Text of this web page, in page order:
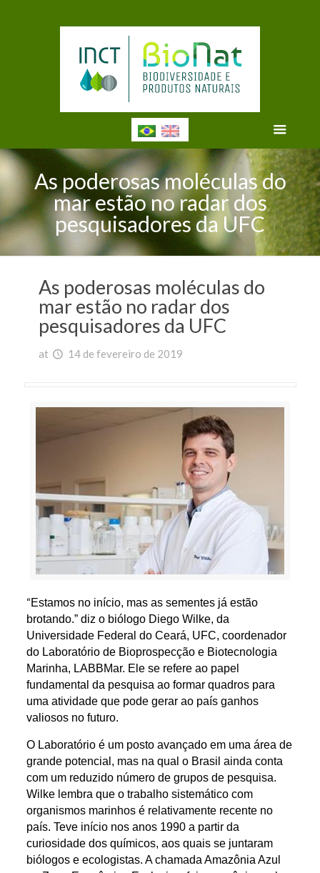
As poderosas moléculas do
mar estão no radar dos
pesquisadores da UFC
As poderosas moléculas do
mar estão no radar dos
pesquisadores da UFC
at 14 de fevereiro de 2019
“Estamos no início, mas as sementes já estão
brotando.” diz o biólogo Diego Wilke, da
Universidade Federal do Ceará, UFC, coordenador
do Laboratório de Bioprospecção e Biotecnologia
Marinha, LABBMar. Ele se refere ao papel
fundamental da pesquisa ao formar quadros para
uma atividade que pode gerar ao país ganhos
valiosos no futuro.
O Laboratório é um posto avançado em uma área de
grande potencial, mas na qual o Brasil ainda conta
com um reduzido número de grupos de pesquisa.
Wilke lembra que o trabalho sistemático com
organismos marinhos é relativamente recente no
país. Teve início nos anos 1990 a partir da
curiosidade dos químicos, aos quais se juntaram
biólogos e ecologistas.A chamada Amazônia Azul